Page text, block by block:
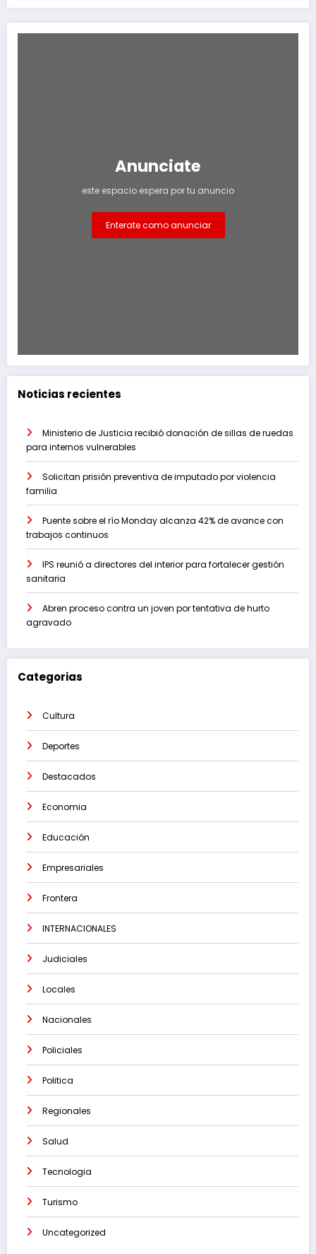
Anunciate
este espacio espera por tu anuncio
Enterate como anunciar
Noticias recientes
Ministerio de Justicia recibió donación de sillas de ruedas
para internos vulnerables
Solicitan prisión preventiva de imputado por violencia
familia
Puente sobre el río Monday alcanza 42% de avance con
trabajos continuos
IPS reunió a directores del interior para fortalecer gestión
sanitaria
Abren proceso contra un joven por tentativa de hurto
agravado
Categorias
Cultura
Deportes
Destacados
Economia
Educación
Empresariales
Frontera
INTERNACIONALES
Judiciales
Locales
Nacionales
Policiales
Politica
Regionales
Salud
Tecnologia
Turismo
Uncategorized